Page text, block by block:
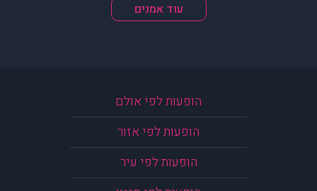
עוד אמנים
הופעות לפי אולם
הופעות לפי אזור
הופעות לפי עיר